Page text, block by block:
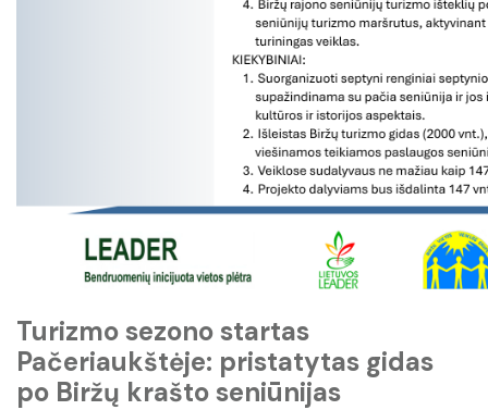
Turizmo sezono startas
Pačeriaukštėje: pristatytas gidas
po Biržų krašto seniūnijas